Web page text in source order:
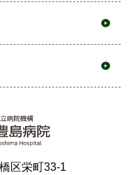
区栄町33-1